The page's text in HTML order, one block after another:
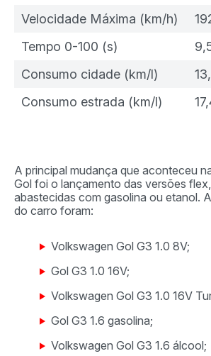
Velocidade Máxima (km/h)
Tempo 0-100 (s)
Consumo cidade (km/l)
Consumo estrada (km/l)
A principal mudança que aconteceu
Gol foi o lançamento das versões
abastecidas com gasolina ou etanol.
do carro foram:
Volkswagen Gol G3 1.0 8V;
Gol G3 1.0 16V;
Volkswagen Gol G3 1.0 16V
Gol G3 1.6 gasolina;
Volkswagen Gol G3 1.6 álcool;